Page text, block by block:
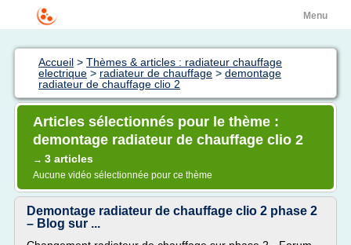
Menu
Accueil > Thèmes & articles : radiateur chauffage
electrique > radiateur de chauffage > demontage
radiateur de chauffage clio 2
Articles sélectionnés pour le thème :
demontage radiateur de chauffage clio 2
→ 3 articles
Aucune vidéo sélectionnée pour ce thème
Demontage radiateur de chauffage clio 2 phase 2
– Blog sur ...